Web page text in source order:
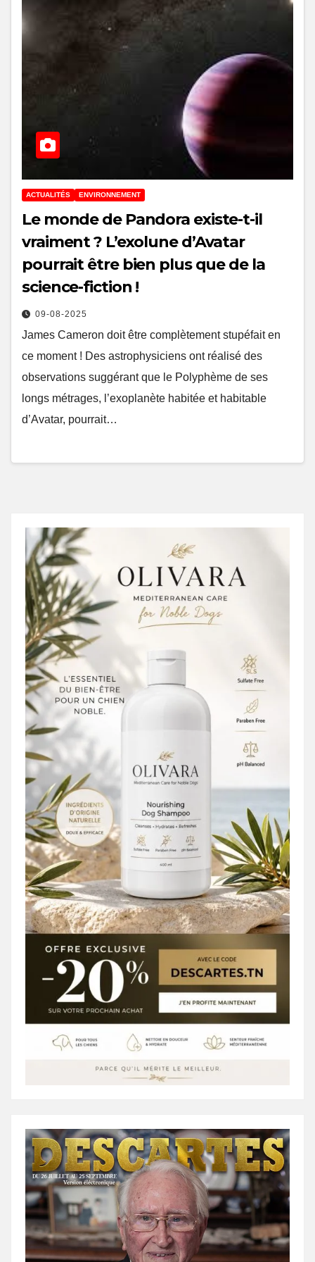
ACTUALITÉS ENVIRONNEMENT
Le monde de Pandora existe-t-il
vraiment ? L’exolune d’Avatar
pourrait être bien plus que de la
science-fiction !
09-08-2025
James Cameron doit être complètement stupéfait en
ce moment ! Des astrophysiciens ont réalisé des
observations suggérant que le Polyphème de ses
longs métrages, l’exoplanète habitée et habitable
d’Avatar, pourrait…